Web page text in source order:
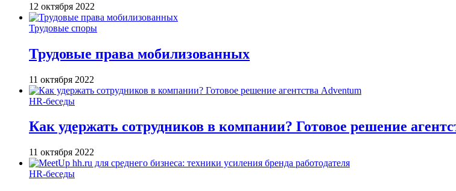
12 октября 2022
Трудовые споры
Трудовые права мобилизованных
11 октября 2022
HR-беседы
Как удержать сотрудников в компании? Готовое решение
11 октября 2022
HR-беседы